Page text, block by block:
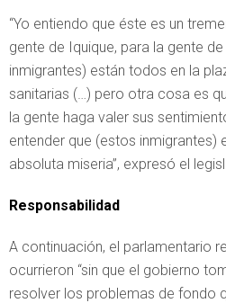
“Yo entiendo que éste es un
gente de Iquique, para la gente
inmigrantes) están todos en la
sanitarias (…) pero otra cosa es
la gente haga valer sus
entender que (estos inmigrantes)
absoluta miseria”, expresó el
Responsabilidad
A continuación, el parlamentario
ocurrieron “sin que el gobierno
resolver los problemas de fondo